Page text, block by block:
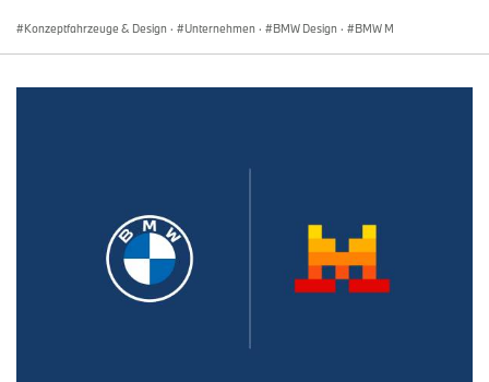
Konzeptfahrzeuge & Design · Unternehmen · BMW Design · BMW M